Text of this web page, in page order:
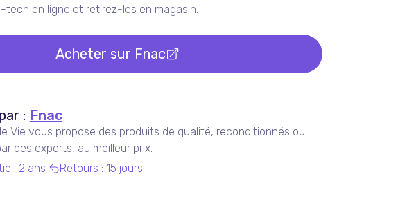
tech en ligne et retirez-les en magasin.
Acheter sur Fnac
: Fnac
Vie vous propose des produits de qualité, reconditionnés ou
des experts, au meilleur prix.
: 2 ans Retours : 15 jours